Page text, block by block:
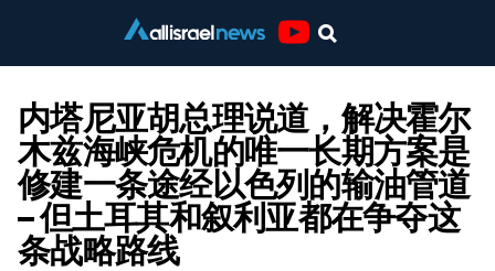
内塔尼亚胡总理说道，解决霍尔
木兹海峡危机的唯一长期方案是
修建一条途经以色列的输油管道
– 但土耳其和叙利亚都在争夺这
条战略路线